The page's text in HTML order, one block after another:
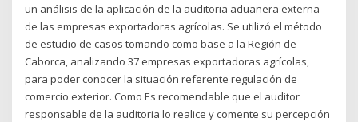
un análisis de la aplicación de la auditoria aduanera externa
de las empresas exportadoras agrícolas. Se utilizó el método
de estudio de casos tomando como base a la Región de
Caborca, analizando 37 empresas exportadoras agrícolas,
para poder conocer la situación referente regulación de
comercio exterior. Como Es recomendable que el auditor
responsable de la auditoria lo realice y comente su percepción